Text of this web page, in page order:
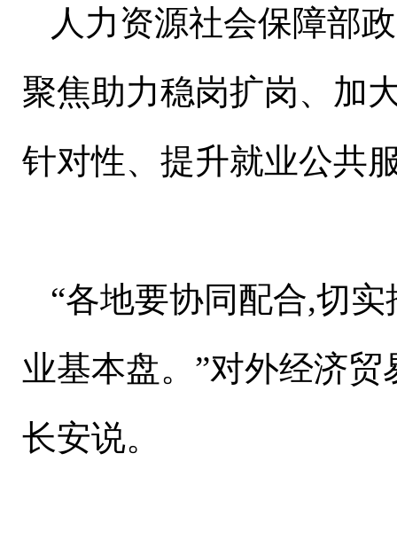
人力资源社会保障部
聚焦助力稳岗扩岗、加
针对性、提升就业公共
“各地要协同配合,切
业基本盘。”对外经济
长安说。